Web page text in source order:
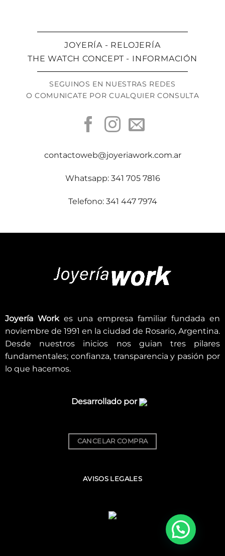
JOYERÍA - RELOJERÍA
THE WATCH CONCEPT - INFORMACIÓN
SEGUINOS EN NUESTRAS REDES
O COMUNICATE POR CUALQUIER CONSULTA
contactoweb@joyeriawork.com.ar
Whatsapp: 341 705 7816
Telefono: 341 447 7974
Joyería Workes una empresa familiar fundada en
noviembre de 1991 en la ciudad de Rosario, Argentina.
Desde nuestros inicios nos guian tres pilares
fundamentales; confianza, transparencia y pasión por
lo que hacemos.
Desarrollado por
CANCELAR COMPRA
AVISOS LEGALES